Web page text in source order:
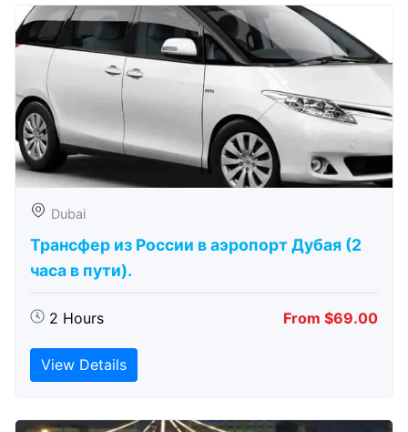
Dubai
Трансфер из России в аэропорт Дубая (2
часа в пути).
2 Hours From $69.00
View Details